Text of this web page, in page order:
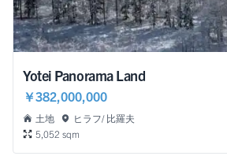
Yotei Panorama Land
￥382,000,000
土地
ヒラフ/ 比羅夫
5,052 sqm